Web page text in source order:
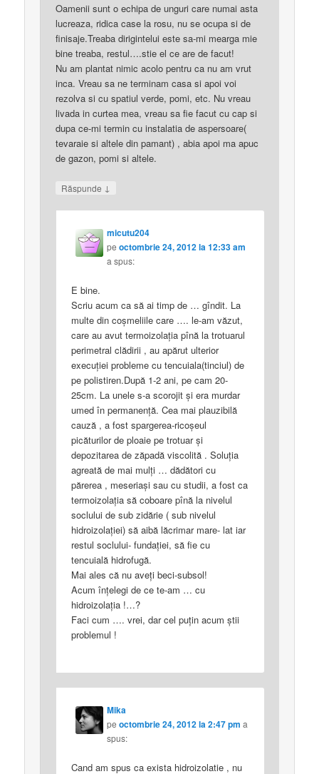
Oamenii sunt o echipa de unguri care numai asta
lucreaza, ridica case la rosu, nu se ocupa si de
finisaje.Treaba dirigintelui este sa-mi mearga mie
bine treaba, restul….stie el ce are de facut!
Nu am plantat nimic acolo pentru ca nu am vrut
inca. Vreau sa ne terminam casa si apoi voi
rezolva si cu spatiul verde, pomi, etc. Nu vreau
livada in curtea mea, vreau sa fie facut cu cap si
dupa ce-mi termin cu instalatia de aspersoare(
tevaraie si altele din pamant) , abia apoi ma apuc
de gazon, pomi si altele.
Răspunde ↓
micutu204
peoctombrie 24, 2012 la 12:33 am
a spus:
E bine.
Scriu acum ca să ai timp de … gîndit. La
multe din coşmeliile care …. le-am văzut,
care au avut termoizolaţia pînă la trotuarul
perimetral clădirii , au apărut ulterior
execuţiei probleme cu tencuiala(tinciul) de
pe polistiren.După 1-2 ani, pe cam 20-
25cm. La unele s-a scorojit şi era murdar
umed în permanenţă. Cea mai plauzibilă
cauză , a fost spargerea-ricoşeul
picăturilor de ploaie pe trotuar şi
depozitarea de zăpadă viscolită . Soluţia
agreată de mai mulţi … dădători cu
părerea , meseriaşi sau cu studii, a fost ca
termoizolaţia să coboare pînă la nivelul
soclului de sub zidărie ( sub nivelul
hidroizolaţiei) să aibă lăcrimar mare- lat iar
restul soclului- fundaţiei, să fie cu
tencuială hidrofugă.
Mai ales că nu aveţi beci-subsol!
Acum înţelegi de ce te-am … cu
hidroizolaţia !…?
Faci cum …. vrei, dar cel puţin acum ştii
problemul !
Mika
peoctombrie 24, 2012 la 2:47 pm a
spus:
Cand am spus ca exista hidroizolatie , nu